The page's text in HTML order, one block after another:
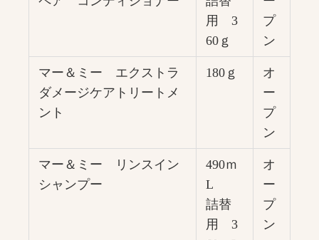
用 3
60ｇ
プ
ン
マー＆ミー エクストラ
ダメージケアトリートメ
ント
180ｇ
オ
ー
プ
ン
マー＆ミー リンスイン
シャンプー
490ｍ
L
詰替
用 3
オ
ー
プ
ン